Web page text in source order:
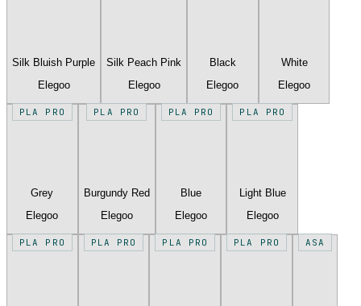
Silk Bluish Purple
Elegoo
Silk Peach Pink
Elegoo
Black
Elegoo
White
Elegoo
PLA PRO
Grey
Elegoo
PLA PRO
Burgundy Red
Elegoo
PLA PRO
Blue
Elegoo
PLA PRO
Light Blue
Elegoo
PLA PRO PLA PRO PLA PRO PLA PRO ASA